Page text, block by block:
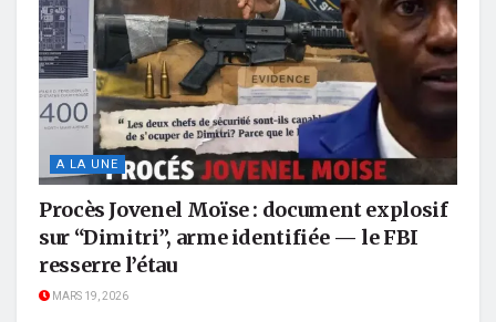
A LA UNE
Procès Jovenel Moïse : document explosif
sur “Dimitri”, arme identifiée — le FBI
resserre l’étau
MARS 19, 2026